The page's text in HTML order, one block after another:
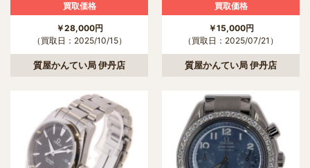
買取価格
￥28,000円
（買取日：2025/10/15）
質屋かんてい局 伊丹店
買取価格
￥15,000円
（買取日：2025/07/21）
質屋かんてい局 伊丹店